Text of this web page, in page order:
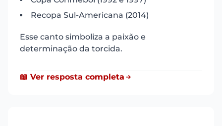
Recopa Sul-Americana (2014)
Esse canto simboliza a paixão e
determinação da torcida.
📖 Ver resposta completa